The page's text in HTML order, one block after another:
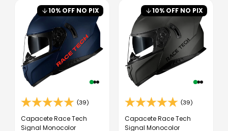
10% OFF NO PIX
(39)
Capacete Race Tech
Signal Monocolor
10% OFF NO PIX
(39)
Capacete Race Tech
Signal Monocolor